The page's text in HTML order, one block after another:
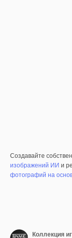
Создавайте
изображений ИИ и
фотографий на
Коллекция